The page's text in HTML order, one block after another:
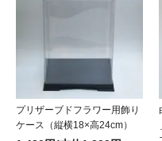
プリザーブドフラワー用飾り
ケース（縦横18×高24cm）